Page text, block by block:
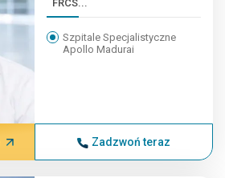
FRCS...
Szpitale Specjalistyczne
Apollo Madurai
Zadzwoń teraz